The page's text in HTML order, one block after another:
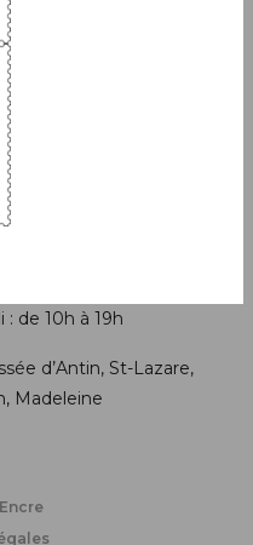
86 84
les réseaux
de 10h à 19h
d’Antin, St-Lazare,
Madeleine